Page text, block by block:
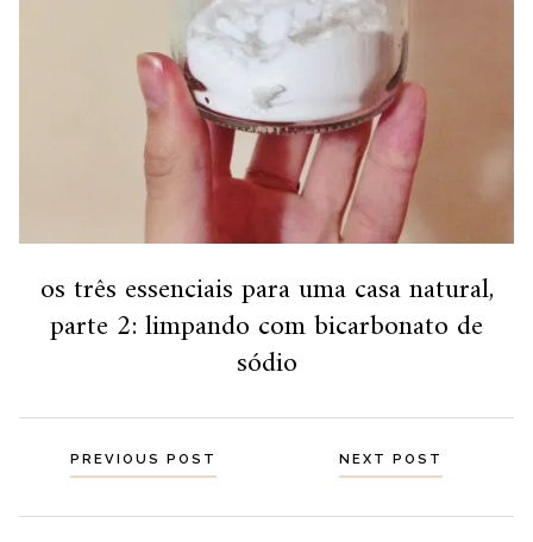
os três essenciais para uma casa natural,
parte 2: limpando com bicarbonato de
sódio
Navegação
por
PREVIOUS POST NEXT POST